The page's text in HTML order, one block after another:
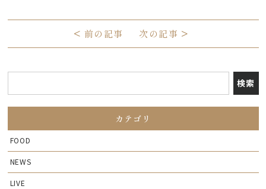
< 前の記事 次の記事 >
カテゴリ
FOOD
NEWS
LIVE